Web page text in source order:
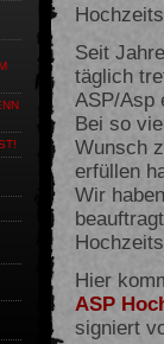
Seit
täglich
ASP/Asp
Bei so
Wunsch
erfüllen
Wir
Hier
ASP
signiert